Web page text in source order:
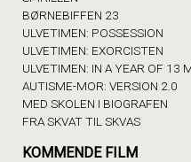
BØRNEBIFFEN 23
ULVETIMEN: POSSESSION
ULVETIMEN: EXORCISTEN
ULVETIMEN: IN A YEAR OF 13
AUTISME-MOR: VERSION 2.0
MED SKOLEN I BIOGRAFEN
FRA SKVAT TIL SKVAS
KOMMENDE FILM